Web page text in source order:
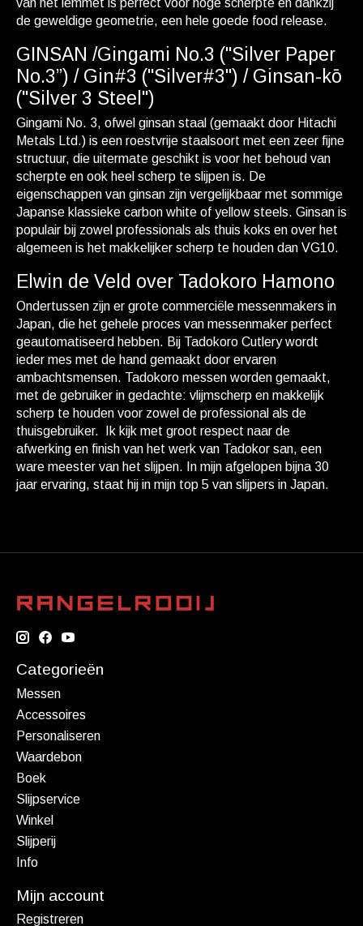
van het lemmet is perfect voor hoge scherpte en dankzij
de geweldige geometrie, een hele goede food release.
GINSAN /Gingami No.3 ("Silver Paper
No.3”) / Gin#3 ("Silver#3") / Ginsan-kō
("Silver 3 Steel")
Gingami No. 3, ofwel ginsan staal (gemaakt door Hitachi
Metals Ltd.) is een roestvrije staalsoort met een zeer fijne
structuur, die uitermate geschikt is voor het behoud van
scherpte en ook heel scherp te slijpen is. De
eigenschappen van ginsan zijn vergelijkbaar met sommige
Japanse klassieke carbon white of yellow steels. Ginsan is
populair bij zowel professionals als thuis koks en over het
algemeen is het makkelijker scherp te houden dan VG10.
Elwin de Veld over Tadokoro Hamono
Ondertussen zijn er grote commerciële messenmakers in
Japan, die het gehele proces van messenmaker perfect
geautomatiseerd hebben. Bij Tadokoro Cutlery wordt
ieder mes met de hand gemaakt door ervaren
ambachtsmensen. Tadokoro messen worden gemaakt,
met de gebruiker in gedachte: vlijmscherp en makkelijk
scherp te houden voor zowel de professional als de
thuisgebruiker. Ik kijk met groot respect naar de
afwerking en finish van het werk van Tadokor san, een
ware meester van het slijpen. In mijn afgelopen bijna 30
jaar ervaring, staat hij in mijn top 5 van slijpers in Japan.
Categorieën
Messen
Accessoires
Personaliseren
Waardebon
Boek
Slijpservice
Winkel
Slijperij
Info
Mijn account
Registreren